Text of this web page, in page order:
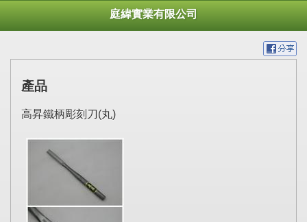
庭緯實業有限公司
產品
高昇鐵柄彫刻刀(丸)